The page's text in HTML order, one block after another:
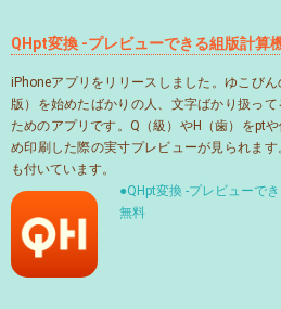
QHpt変換 -プレビューできる組版計算
iPhoneアプリをリリースしました。ゆこび
版）を始めたばかりの人、文字ばかり扱っ
ためのアプリです。Q（級）やH（歯）をpt
め印刷した際の実寸プレビューが見られま
も付いています。
●QHpt変換 -プレビューで
無料